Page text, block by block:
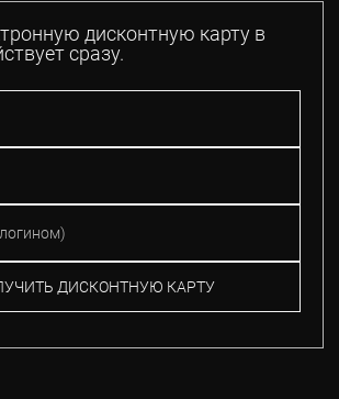
дисконтную карту в
сразу.
ДИСКОНТНУЮ КАРТУ